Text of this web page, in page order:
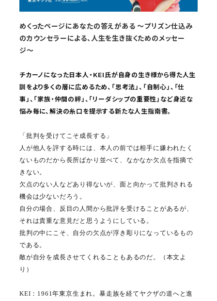
めくったページにあなたの答えがある 〜プリズン仕込み
のカウンセラーによる、人生を生き抜くためのメッセー
ジ〜
チカーノになった日本人・KEI氏が自身の生き様から得た人生
訓をより多くの層に広めるため、「思考法」、「自制心」、「仕
事」、「家族・仲間の絆」、「リーダシップの重要性」など身近な
悩み毎に、解決の糸口を提示する新たな人生指南書。
「批判を受けてこそ成長する」
人が他人を評する時には、本人の前では相手に嫌われたく
ないものだから長所ばかり並べて、なかなか欠点を指摘で
きない。
欠点のない人などあり得ないが、面と向かって批判される
機会は少ないだろう。
自分の場合、反目の人間から批評を受けることがあるが、
それは貴重な意見だと思うようにしている。
批判の中にこそ、自分の欠点が浮き彫りになっているもの
である。
敵が自分を成長させてくれることもあるのだ。（本文よ
り）
KEI：1961年東京生まれ。暴走族を経てヤクザの道へと進